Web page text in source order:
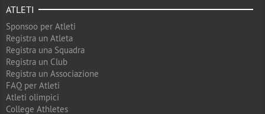
ATLETI
Sponsoo per Atleti
Registra un Atleta
Registra una Squadra
Registra un Club
Registra un Associazione
FAQ per Atleti
Atleti olimpici
College Athletes